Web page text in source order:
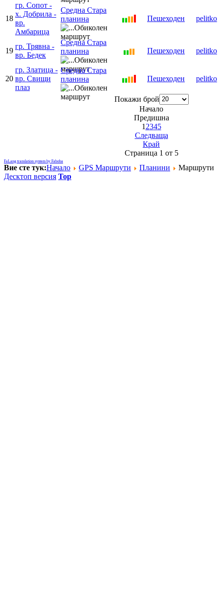
Покажи брой
Начало
Предишна
1 2345
Следваща
Край
Страница 1 от 5
18
гр. Сопот -
х. Добрила -
вр.
Амбарица
Средна Стара
планина
Пешеходен pelitko
19
гр. Трявна -
вр. Бедек
Средна Стара
планина
Пешеходен pelitko
20
гр. Златица -
вр. Свищи
плаз
Средна Стара
планина
Пешеходен pelitko
FaLang translation system by Faboba
Вие сте тук:Начало GPS Mаршрути Планини
Маршрути
Десктоп версия Top